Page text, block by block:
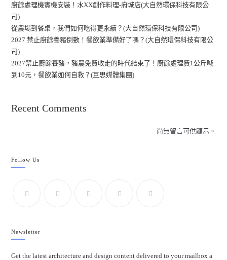
廚餘處理機實機安裝！水XX創作料理-府城店(大自然環保科技有限公
司)
從農場到餐桌，我們如何吃得更永續？(大自然環保科技有限公司)
2027 禁止廚餘養豬倒數！餐飲業準備好了嗎？(大自然環保科技有限公
司)
2027禁止廚餘養豬，豬農免費收走的時代結束了！廚餘處理費1公斤喊
到10元，餐飲業如何自救？(巨思媒體集團)
Recent Comments
尚無留言可供顯示。
Follow Us
Newsletter
Get the latest architecture and design content delivered to your mailbox a